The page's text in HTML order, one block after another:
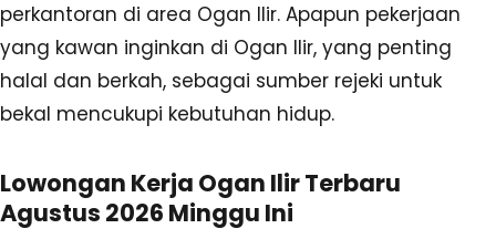
perkantoran di area Ogan Ilir. Apapun pekerjaan
yang kawan inginkan di Ogan Ilir, yang penting
halal dan berkah, sebagai sumber rejeki untuk
bekal mencukupi kebutuhan hidup.
Lowongan Kerja Ogan Ilir Terbaru
Agustus 2026 Minggu Ini